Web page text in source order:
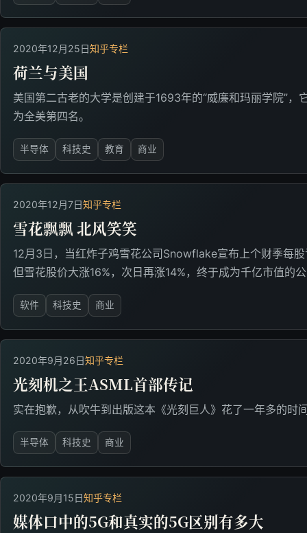
2020年12月25日知乎专栏
荷兰与美国
美国第二古老的大学是创建于1693年的“威廉和玛丽学院”
为全美第四名。
半导体 科技史 教育 商业
2020年12月7日知乎专栏
雪花飘飘 北风笑笑
12月3日，当红炸子鸡雪花公司Snowflake宣布上个财季每
但雪花股价大涨16%，次日再涨14%，终于成为千亿市值的
软件 科技史 商业
2020年9月26日知乎专栏
光刻机之王ASML首部传记
实在抱歉，从吹牛到出版这本《光刻巨人》花了一年多的时
半导体 科技史 商业
2020年9月15日知乎专栏
媒体口中的5G和真实的5G区别有多大